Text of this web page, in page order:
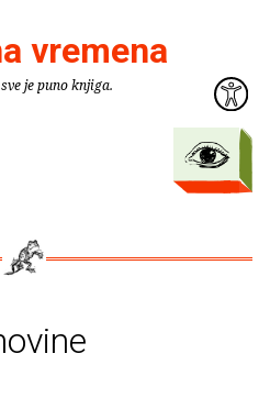
vremena
je puno knjiga.